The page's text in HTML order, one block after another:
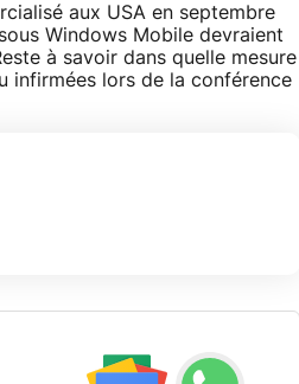
aux USA en septembre
Windows Mobile devraient
à savoir dans quelle mesure
infirmées lors de la conférence